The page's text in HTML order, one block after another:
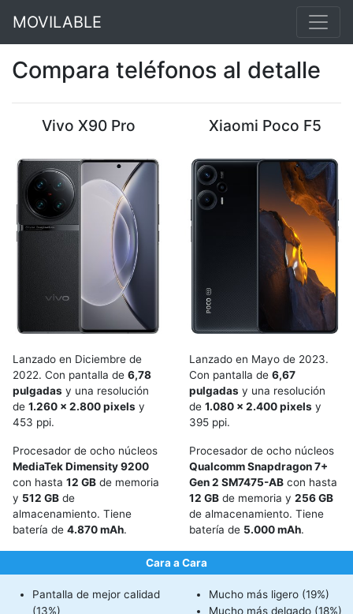
MOVILABLE
Compara teléfonos al detalle
Vivo X90 Pro Xiaomi Poco F5
Lanzado en Diciembre de
2022. Con pantalla de 6,78
pulgadas y una resolución
de 1.260 x 2.800 pixels y
453 ppi.
Procesador de ocho núcleos
MediaTek Dimensity 9200
con hasta 12 GB de memoria
y 512 GB de
almacenamiento. Tiene
batería de 4.870 mAh.
Lanzado en Mayo de 2023.
Con pantalla de 6,67
pulgadas y una resolución
de 1.080 x 2.400 pixels y
395 ppi.
Procesador de ocho núcleos
Qualcomm Snapdragon 7+
Gen 2 SM7475-AB con hasta
12 GB de memoria y 256 GB
de almacenamiento. Tiene
batería de 5.000 mAh.
Cara a Cara
Pantalla de mejor calidad
(13%)
Mucho más ligero (19%)
Mucho más delgado (18%)